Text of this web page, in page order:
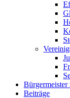
Beiträge